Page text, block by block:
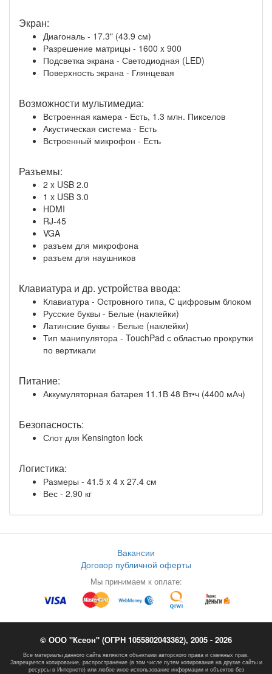
Экран:
Диагональ - 17.3" (43.9 см)
Разрешение матрицы - 1600 x 900
Подсветка экрана - Светодиодная (LED)
Поверхность экрана - Глянцевая
Возможности мультимедиа:
Встроенная камера - Есть, 1.3 млн. Пикселов
Акустическая система - Есть
Встроенный микрофон - Есть
Разъемы:
2 x USB 2.0
1 x USB 3.0
HDMI
RJ-45
VGA
разъем для микрофона
разъем для наушников
Клавиатура и др. устройства ввода:
Клавиатура - Островного типа, С цифровым блоком
Русские буквы - Белые (наклейки)
Латинские буквы - Белые (наклейки)
Тип манипулятора - TouchPad с областью прокрутки
по вертикали
Питание:
Аккумуляторная батарея 11.1В 48 Вт•ч (4400 мАч)
Безопасность:
Слот для Kensington lock
Логистика:
Размеры - 41.5 x 4 x 27.4 см
Вес - 2.90 кг
Вакансии
Договор публичной оферты
Мы принимаем к оплате:
© ООО "Ксеон" (ОГРН 1055802043362), 2005 - 2026
Все материалы данного сайта являются объектами авторского права и смежных прав.
Запрещается копирование, распространение (в том числе путем копирования на другие сайты и
ресурсы в Интернете) или любое иное использование информации и объектов без